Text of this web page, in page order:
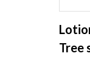
Tree